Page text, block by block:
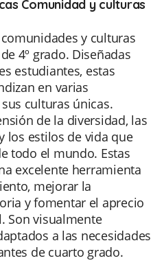
Comunidad y culturas
y culturas
4º grado. Diseñadas
estudiantes, estas
en varias
culturas únicas.
de la diversidad, las
los estilos de vida que
todo el mundo. Estas
excelente herramienta
mejorar la
y fomentar el aprecio
Son visualmente
a las necesidades
de cuarto grado.